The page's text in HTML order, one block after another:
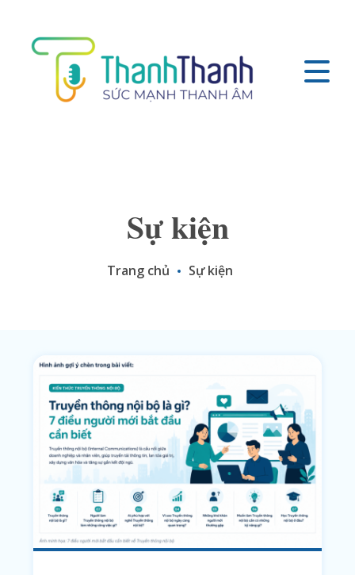
Sự kiện
Trang chủ Sự kiện